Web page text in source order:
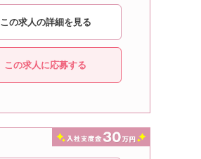
この求人の詳細を見る
この求人に応募する